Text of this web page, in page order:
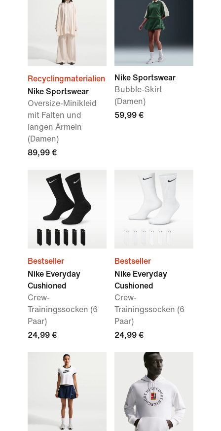
Recyclingmaterialien
Nike Sportswear
Oversize-Minikleid
mit Falten und
langen Ärmeln
(Damen)
89,99 €
Nike Sportswear
Bubble-Skirt
(Damen)
59,99 €
Bestseller
Nike Everyday
Cushioned
Crew-
Trainingssocken (6
Paar)
24,99 €
Bestseller
Nike Everyday
Cushioned
Crew-
Trainingssocken (6
Paar)
24,99 €